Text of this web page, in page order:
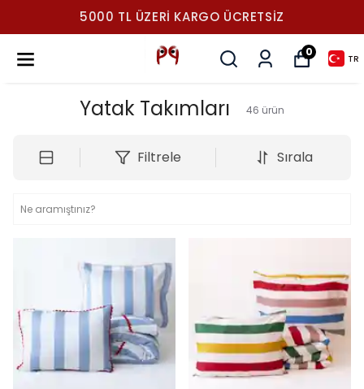
5000 TL ÜZERI KARGO ÜCRETSIZ
0
TR
Yatak Takımları 46 ürün
Filtrele Sırala